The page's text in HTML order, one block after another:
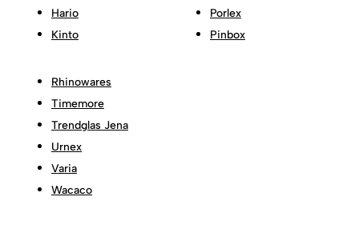
Hario
Kinto
Porlex
Pinbox
Rhinowares
Timemore
Trendglas Jena
Urnex
Varia
Wacaco